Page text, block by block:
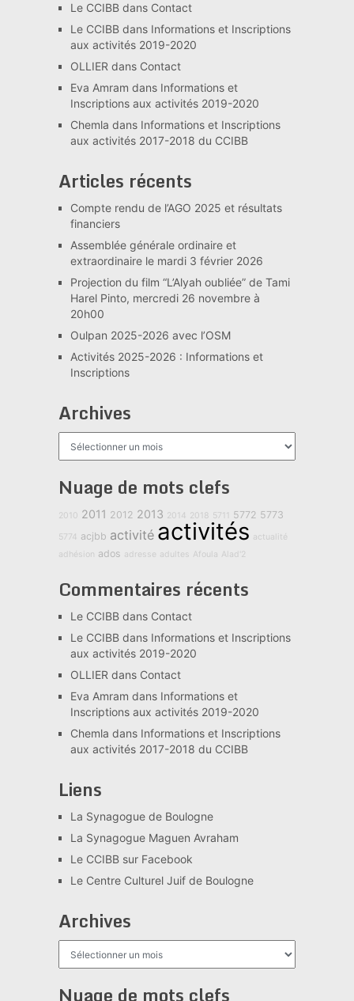
Le CCIBBdans Contact
Le CCIBBdans Informations et Inscriptions
aux activités 2019-2020
OLLIER dans Contact
Eva Amram dans Informations et
Inscriptions aux activités 2019-2020
Chemla dans Informations et Inscriptions
aux activités 2017-2018 du CCIBB
Articles récents
Compte rendu de l’AGO 2025 et résultats
financiers
Assemblée générale ordinaire et
extraordinaire le mardi 3 février 2026
Projection du film “L’Alyah oubliée” de Tami
Harel Pinto, mercredi 26 novembre à
20h00
Oulpan 2025-2026 avec l’OSM
Activités 2025-2026 : Informations et
Inscriptions
Archives
Nuage de mots clefs
2010 2011 2012 2013 2014 2018 5711 5772 5773
5774 acjbb activité activités actualité
adhésion ados adresse adultes Afoula Alad'2
Commentaires récents
Le CCIBBdans Contact
Le CCIBBdans Informations et Inscriptions
aux activités 2019-2020
OLLIER dans Contact
Eva Amram dans Informations et
Inscriptions aux activités 2019-2020
Chemla dans Informations et Inscriptions
aux activités 2017-2018 du CCIBB
Liens
La Synagogue de Boulogne
La Synagogue Maguen Avraham
Le CCIBB sur Facebook
Le Centre Culturel Juif de Boulogne
Archives
Nuage de mots clefs